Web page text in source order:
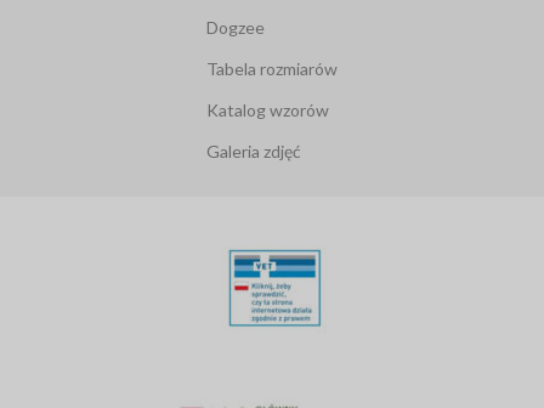
Dogzee
Tabela rozmiarów
Katalog wzorów
Galeria zdjęć